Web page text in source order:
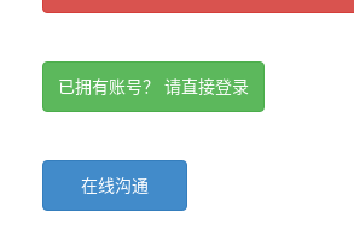
已拥有账号？ 请直接登录
在线沟通